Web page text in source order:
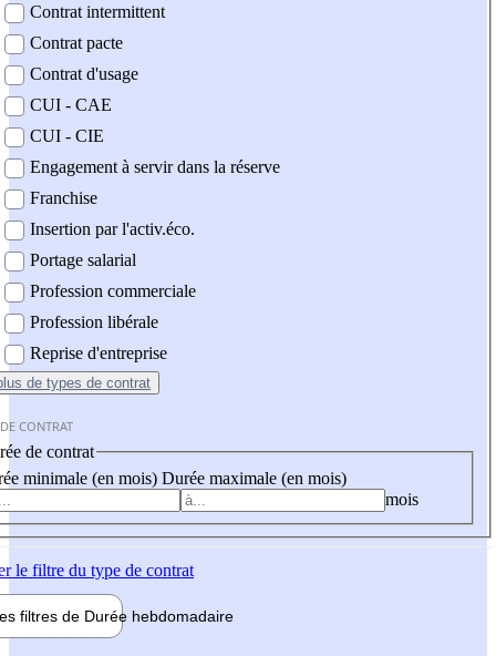
Contrat intermittent
Contrat pacte
Contrat d'usage
CUI - CAE
CUI - CIE
Engagement à servir dans la réserve
Franchise
Insertion par l'activ.éco.
Portage salarial
Profession commerciale
Profession libérale
Reprise d'entreprise
de types de contrat
CONTRAT
de contrat
minimale (en mois) Durée maximale (en mois)
mois
le filtre du type de contrat
filtres de Durée hebdomadaire